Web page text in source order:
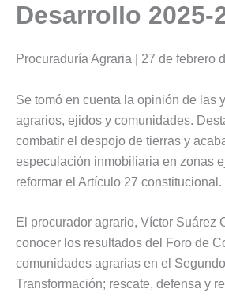
Desarrollo 2025-
Procuraduría Agraria | 27 de febrero
Se tomó en cuenta la opinión de las
agrarios, ejidos y comunidades.
combatir el despojo de tierras y
especulación inmobiliaria en zonas
reformar el Artículo 27 constitucional.
El procurador agrario, Víctor Suárez
conocer los resultados del Foro de
comunidades agrarias en el
Transformación; rescate, defensa y